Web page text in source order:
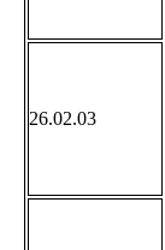
26.02.03